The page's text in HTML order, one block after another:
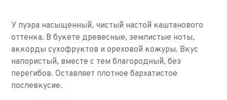
У пуэра насыщенный, чистый настой каштанового
оттенка. В букете древесные, землистые ноты,
аккорды сухофруктов и ореховой кожуры. Вкус
напористый, вместе с тем благородный, без
перегибов. Оставляет плотное бархатистое
послевкусие.